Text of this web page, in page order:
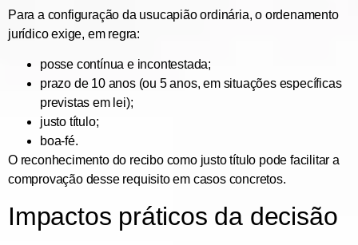
Para a configuração da usucapião ordinária, o ordenamento
jurídico exige, em regra:
posse contínua e incontestada;
prazo de 10 anos (ou 5 anos, em situações específicas
previstas em lei);
justo título;
boa-fé.
O reconhecimento do recibo como justo título pode facilitar a
comprovação desse requisito em casos concretos.
Impactos práticos da decisão